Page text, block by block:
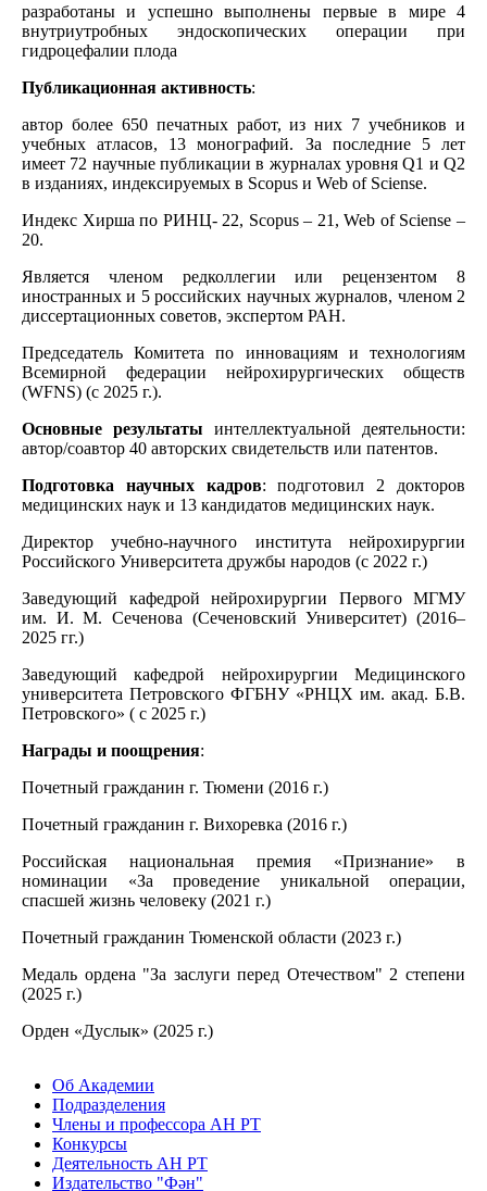
разработаны и успешно выполнены первые в мире 4
внутриутробных эндоскопических операции при
гидроцефалии плода
Публикационная активность:
автор более 650 печатных работ, из них 7 учебников и
учебных атласов, 13 монографий. За последние 5 лет
имеет 72 научные публикации в журналах уровня Q1 и Q2
в изданиях, индексируемых в Scopus и Web of Sciensе.
Индекс Хирша по РИНЦ- 22, Scopus – 21, Web of Sciensе –
20.
Является членом редколлегии или рецензентом 8
иностранных и 5 российских научных журналов, членом 2
диссертационных советов, экспертом РАН.
Председатель Комитета по инновациям и технологиям
Всемирной федерации нейрохирургических обществ
(WFNS) (с 2025 г.).
Основные результаты интеллектуальной деятельности:
автор/соавтор 40 авторских свидетельств или патентов.
Подготовка научных кадров: подготовил 2 докторов
медицинских наук и 13 кандидатов медицинских наук.
Директор учебно-научного института нейрохирургии
Российского Университета дружбы народов (с 2022 г.)
Заведующий кафедрой нейрохирургии Первого МГМУ
им. И. М. Сеченова (Сеченовский Университет) (2016–
2025 гг.)
Заведующий кафедрой нейрохирургии Медицинского
университета Петровского ФГБНУ «РНЦХ им. акад. Б.В.
Петровского» ( с 2025 г.)
Награды и поощрения:
Почетный гражданин г. Тюмени (2016 г.)
Почетный гражданин г. Вихоревка (2016 г.)
Российская национальная премия «Признание» в
номинации «За проведение уникальной операции,
спасшей жизнь человеку (2021 г.)
Почетный гражданин Тюменской области (2023 г.)
Медаль ордена "За заслуги перед Отечеством" 2 степени
(2025 г.)
Орден «Дуслык» (2025 г.)
Об Академии
Подразделения
Члены и профессора АН РТ
Конкурсы
Деятельность АН РТ
Издательство "Фән"